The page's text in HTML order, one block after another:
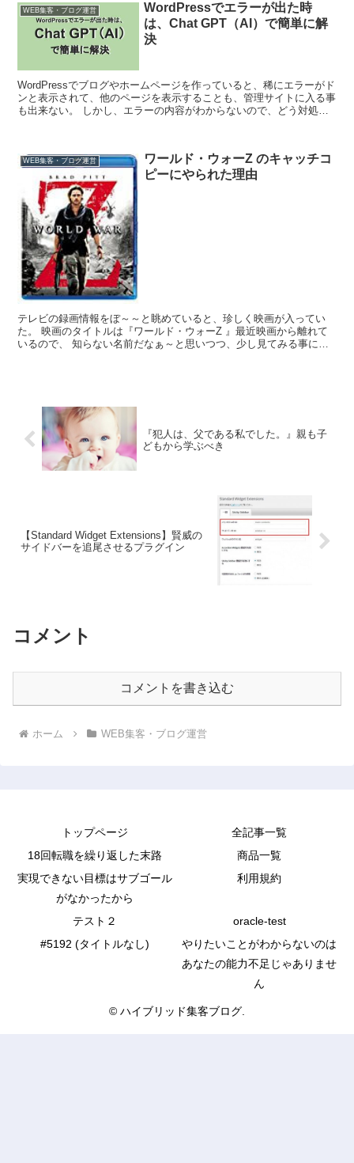
WEB集客・ブログ運営
WordPressでエラーが出た時
は、Chat GPT（AI）で簡単に解
決
WordPressでブログやホームページを作っていると、稀にエラーがド
ンと表示されて、他のページを表示することも、管理サイトに入る事
も出来ない。 しかし、エラーの内容がわからないので、どう対処し
WEB集客・ブログ運営
ワールド・ウォーZ のキャッチコ
ピーにやられた理由
テレビの録画情報をぼ～～と眺めていると、珍しく映画が入ってい
た。 映画のタイトルは『ワールド・ウォーZ 』最近映画から離れて
いるので、 知らない名前だなぁ～と思いつつ、少し見てみる事にし
『犯人は、父である私でした。』親も子
どもから学ぶべき
【Standard Widget Extensions】賢威の
サイドバーを追尾させるプラグイン
コメント
コメントを書き込む
ホーム WEB集客・ブログ運営
トップページ
全記事一覧
18回転職を繰り返した末路
商品一覧
実現できない目標はサブゴール
がなかったから
利用規約
テスト２
oracle-test
#5192 (タイトルなし)
やりたいことがわからないのは
あなたの能力不足じゃありませ
ん
© ハイブリッド集客ブログ.